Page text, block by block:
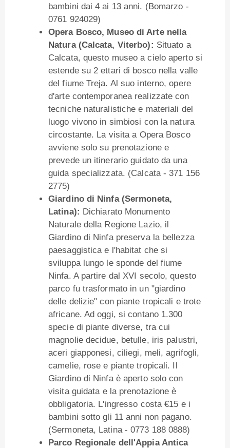
bambini dai 4 ai 13 anni. (Bomarzo -
0761 924029)
Opera Bosco, Museo di Arte nella
Natura (Calcata, Viterbo): Situato a
Calcata, questo museo a cielo aperto si
estende su 2 ettari di bosco nella valle
del fiume Treja. Al suo interno, opere
d'arte contemporanea realizzate con
tecniche naturalistiche e materiali del
luogo vivono in simbiosi con la natura
circostante. La visita a Opera Bosco
avviene solo su prenotazione e
prevede un itinerario guidato da una
guida specializzata. (Calcata - 371 156
2775)
Giardino di Ninfa (Sermoneta,
Latina): Dichiarato Monumento
Naturale della Regione Lazio, il
Giardino di Ninfa preserva la bellezza
paesaggistica e l'habitat che si
sviluppa lungo le sponde del fiume
Ninfa. A partire dal XVI secolo, questo
parco fu trasformato in un "giardino
delle delizie" con piante tropicali e trote
africane. Ad oggi, si contano 1.300
specie di piante diverse, tra cui
magnolie decidue, betulle, iris palustri,
aceri giapponesi, ciliegi, meli, agrifogli,
camelie, rose e piante tropicali. Il
Giardino di Ninfa è aperto solo con
visita guidata e la prenotazione è
obbligatoria. L'ingresso costa €15 e i
bambini sotto gli 11 anni non pagano.
(Sermoneta, Latina - 0773 188 0888)
Parco Regionale dell'Appia Antica